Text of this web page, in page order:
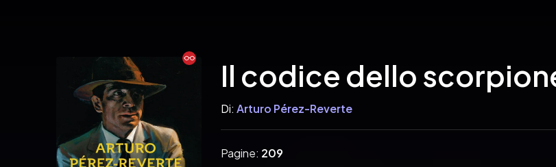
Il codice dello
Di: Arturo Pérez-Reverte
Pagine: 209